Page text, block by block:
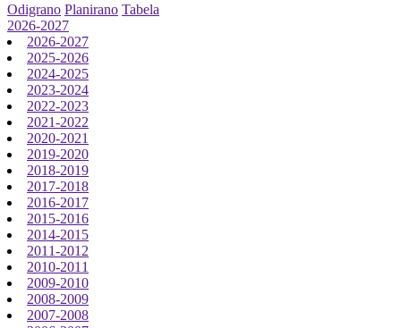
Odigrano Planirano Tabela
2026-2027
2026-2027
2025-2026
2024-2025
2023-2024
2022-2023
2021-2022
2020-2021
2019-2020
2018-2019
2017-2018
2016-2017
2015-2016
2014-2015
2011-2012
2010-2011
2009-2010
2008-2009
2007-2008